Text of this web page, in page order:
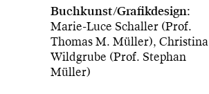
Buchkunst/Grafikdesign:
Marie-Luce Schaller (Prof.
Thomas M. Müller), Christina
Wildgrube (Prof. Stephan
Müller)